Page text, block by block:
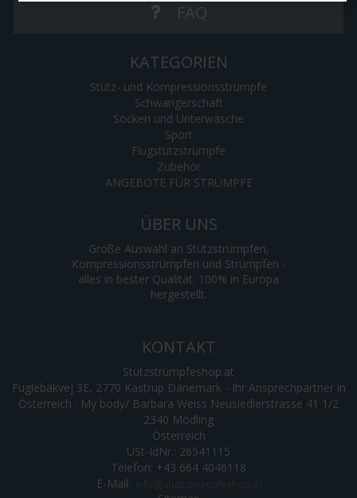
FAQ
KATEGORIEN
Stütz- und Kompressionsstrümpfe
Schwangerschaft
Socken und Unterwäsche
Sport
Flugstützstrümpfe
Zubehör
ANGEBOTE FÜR STRÜMPFE
ÜBER UNS
Große Auswahl an Stützstrümpfen,
Kompressionsstrümpfen und Strümpfen -
alles in bester Qualität. 100% in Europa
hergestellt.
KONTAKT
Stützstrümpfeshop.at
Fuglebäkvej 3E, 2770 Kastrup Dänemark - Ihr Ansprechpartner in
Österreich : My body/ Barbara Weiss Neusiedlerstrasse 41 1/2
2340 Mödling
Österreich
USt-IdNr.: 26541115
Telefon: +43 664 4046118
E-Mail: